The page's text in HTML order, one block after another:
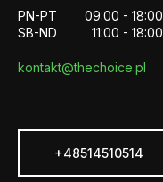
PN-PT
09:00 - 18:00
SB-ND
11:00 - 18:00
kontakt@thechoice.pl
+48514510514